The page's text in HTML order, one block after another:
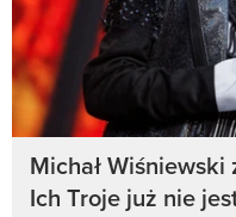
Michał
Ich Troje już nie